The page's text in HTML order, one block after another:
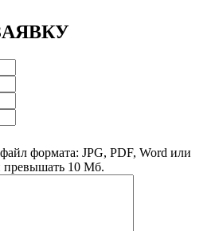
формата: JPG, PDF, Word или
превышать 10 Мб.